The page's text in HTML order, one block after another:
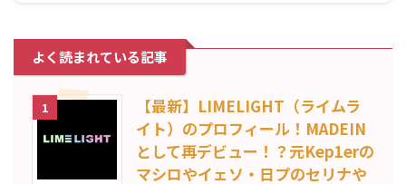
よく読まれている記事
1
【最新】LIMELIGHT（ライムラ
イト）のプロフィール！MADEIN
として再デビュー！？元Kep1erの
マシロやイェソ・日プのセリナや